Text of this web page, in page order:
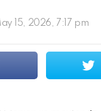
15, 2026, 7:17 pm